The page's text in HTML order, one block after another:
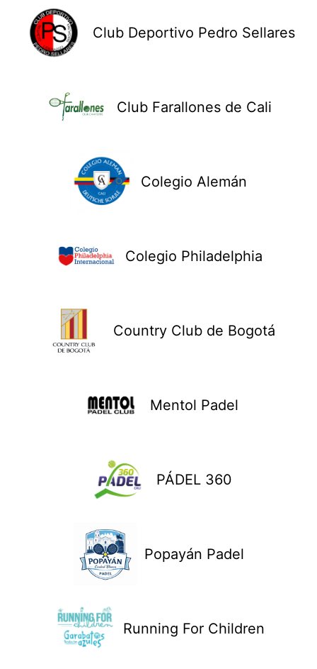
Club Deportivo Pedro Sellares
Club Farallones de Cali
Colegio Alemán
Colegio Philadelphia
Country Club de Bogotá
Mentol Padel
PÁDEL 360
Popayán Padel
Running For Children